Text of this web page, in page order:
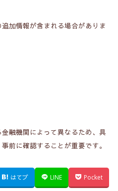
加情報が含まれる場合がありま
融機関によって異なるため、具
前に確認することが重要です。
はてブ LINE Pocket